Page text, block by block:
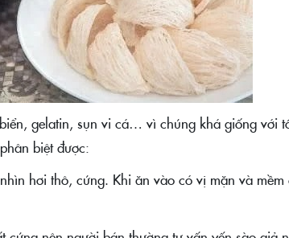
gelatin, sụn vi cá… vì chúng khá giống với
biệt được:
hơi thô, cứng. Khi ăn vào có vị mặn và